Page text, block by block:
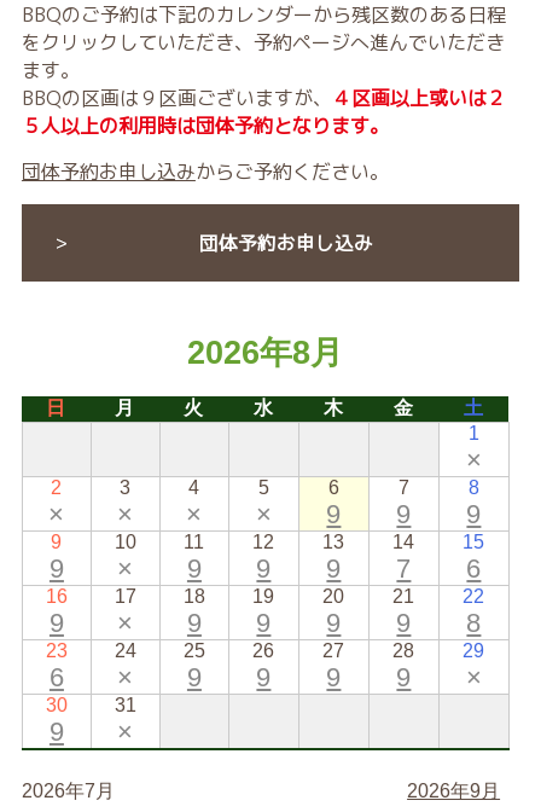
BBQのご予約は下記のカレンダーから残区数のある日程
をクリックしていただき、予約ページへ進んでいただき
ます。
BBQの区画は９区画ございますが、
４区画以上或いは２
５人以上の利用時は団体予約となります。
団体予約お申し込みからご予約ください。
団体予約お申し込み
2026年8月
日 月 火 水 木 金
土
1
×
2
×
3
×
4
×
5
×
6
9
7
9
8
9
9
9
10
×
11
9
12
9
13
9
14
7
15
6
16
9
17
×
18
9
19
9
20
9
21
9
22
8
23
6
24
×
25
9
26
9
27
9
28
9
29
×
30
9
31
×
2026年7月 2026年9月